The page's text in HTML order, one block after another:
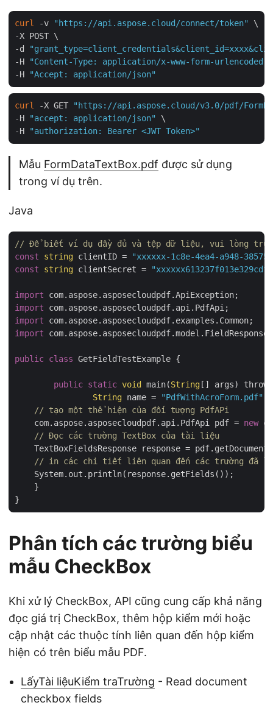
curl -v "https://api.aspose.cloud/connect/token"
\
-X POST \
-d
-H
"Content-Type: application/x-www-form-urlencoded"
-H
"Accept: application/json"
curl -X GET
"https://api.aspose.cloud/v3.0/pdf/
-H
"accept: application/json"
\
-H
"authorization: Bearer <JWT Token>"
Mẫu FormDataTextBox.pdf được sử dụng
trong ví dụ trên.
Java
// Để biết ví dụ đầy đủ và tệp dữ liệu, vui lòng truy
const
string clientID =
"xxxxxx-1c8e-4ea4-a948-
const
string clientSecret =
import
import
import
import com.aspose.asposecloudpdf.model.FieldResponse;
public class GetFieldTestExample {
public static void main(String [] args)
String name = "PdfWithAcroForm.pdf"
// tạo một thể hiện của đối tượng PdfAPi
    com.aspose.asposecloudpdf.api.PdfApi pdf =
new
// Đọc các trường TextBox của tài liệu
TextBoxFieldsResponse response =
// in các chi tiết liên quan đến các trường đã
    System.out.println(response.getFields());
    }
Phân tích các trường biểu
mẫu CheckBox
Khi xử lý CheckBox, API cũng cung cấp khả năng
đọc giá trị CheckBox, thêm hộp kiểm mới hoặc
cập nhật các thuộc tính liên quan đến hộp kiểm
hiện có trên biểu mẫu PDF.
LấyTài liệuKiểm traTrường - Read document
checkbox fields